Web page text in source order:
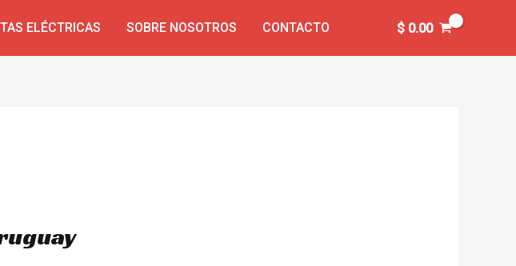
ELÉCTRICAS SOBRE NOSOTROS CONTACTO $0.00